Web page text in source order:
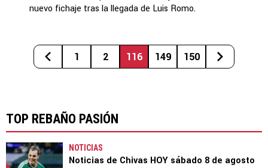
nuevo fichaje tras la llegada de Luis Romo.
1 2 116 149 150
TOP REBAÑO PASIÓN
NOTICIAS
Noticias de Chivas HOY sábado 8 de agosto